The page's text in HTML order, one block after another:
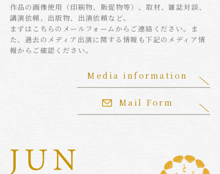
作品の画像使用（印刷物、販促物等）、取材、雑誌対談、
講演依頼、出版物、出演依頼など。
まずはこちらのメールフォームからご連絡ください。ま
た、過去のメディア出演に関する情報も下記のメディア情
報からご確認ください。
Mail Form
Media information